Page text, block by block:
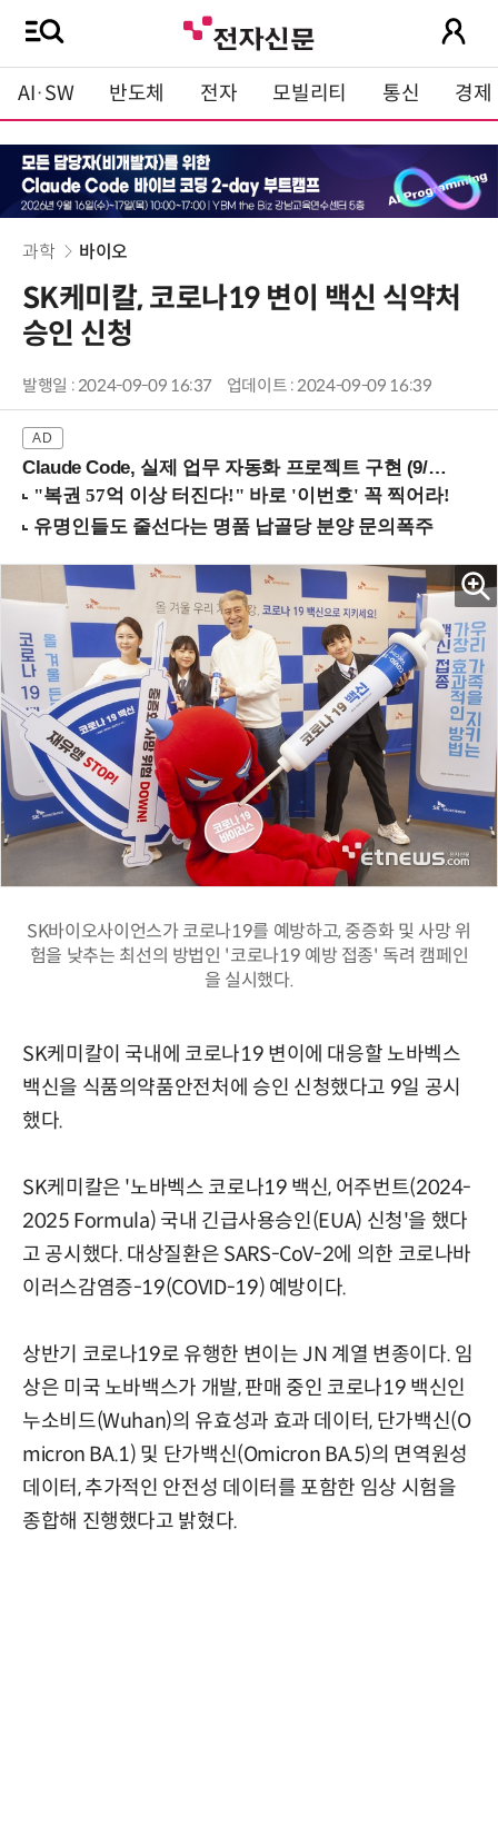
AI·SW 반도체 전자 모빌리티 통신 경제
과학 바이오
SK케미칼, 코로나19 변이 백신 식약처
승인 신청
발행일 : 2024-09-09 16:37 업데이트 : 2024-09-09 16:39
Claude Code, 실제 업무 자동화 프로젝트 구현 (9/16 ~17 강남역)
SK바이오사이언스가 코로나19를 예방하고, 중증화 및 사망 위
험을 낮추는 최선의 방법인 '코로나19 예방 접종' 독려 캠페인
을 실시했다.
SK케미칼이 국내에 코로나19 변이에 대응할 노바벡스
백신을 식품의약품안전처에 승인 신청했다고 9일 공시
했다.
SK케미칼은 '노바벡스 코로나19 백신, 어주번트(2024-
2025 Formula) 국내 긴급사용승인(EUA) 신청'을 했다
고 공시했다. 대상질환은 SARS-CoV-2에 의한 코로나바
이러스감염증-19(COVID-19) 예방이다.
상반기 코로나19로 유행한 변이는 JN 계열 변종이다. 임
상은 미국 노바백스가 개발, 판매 중인 코로나19 백신인
누소비드(Wuhan)의 유효성과 효과 데이터, 단가백신(O
micron BA.1) 및 단가백신(Omicron BA.5)의 면역원성
데이터, 추가적인 안전성 데이터를 포함한 임상 시험을
종합해 진행했다고 밝혔다.